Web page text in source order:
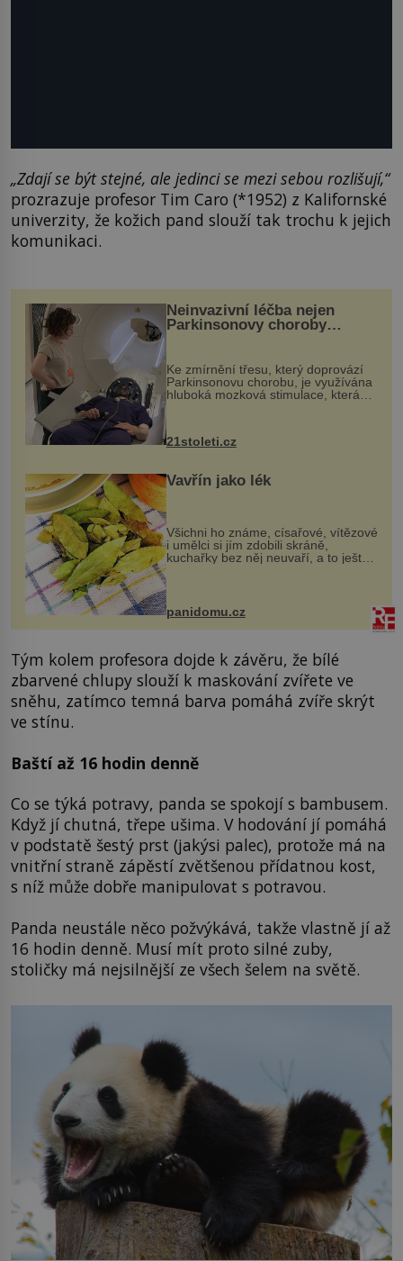
„Zdají se být stejné, ale jedinci se mezi sebou rozlišují,“
prozrazuje profesor Tim Caro (*1952) z Kalifornské
univerzity, že kožich pand slouží tak trochu k jejich
komunikaci.
Neinvazivní léčba nejen
Parkinsonovy choroby
Ke zmírnění třesu, který doprovází
Parkinsonovu chorobu, je využívána
hluboká mozková stimulace, která
však vyžaduje vysoce invazivní
zákrok. Ultrazvuk zase není vhodný
k dostatečně přesnému zacílení ...
21stoleti.cz
Vavřín jako lék
Všichni ho známe, císařové, vítězové
i umělci si jím zdobili skráně,
kuchařky bez něj neuvaří, a to ještě
nevíte, že bobkový list může výrazně
zmírnit některé naše neduhy.
Obsahuje v malém množství ně...
panidomu.cz
Tým kolem profesora dojde k závěru, že bílé
zbarvené chlupy slouží k maskování zvířete ve
sněhu, zatímco temná barva pomáhá zvíře skrýt
ve stínu.
Baští až 16 hodin denně
Co se týká potravy, panda se spokojí s bambusem.
Když jí chutná, třepe ušima. V hodování jí pomáhá
v podstatě šestý prst (jakýsi palec), protože má na
vnitřní straně zápěstí zvětšenou přídatnou kost,
s níž může dobře manipulovat s potravou.
Panda neustále něco požvýkává, takže vlastně jí až
16 hodin denně. Musí mít proto silné zuby,
stoličky má nejsilnější ze všech šelem na světě.